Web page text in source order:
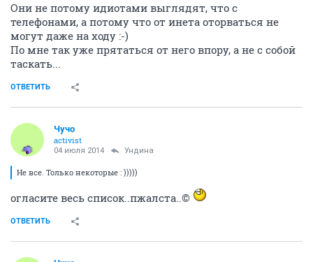
Они не потому идиотами выглядят, что с
телефонами, а потому что от инета оторваться не
могут даже на ходу :-)
По мне так уже прятаться от него впору, а не с собой
таскать...
ОТВЕТИТЬ
Чучо
activist
04 июля 2014 Ундинa
Не все. Только некоторые : )))))
огласите весь список..пжалста..©
ОТВЕТИТЬ